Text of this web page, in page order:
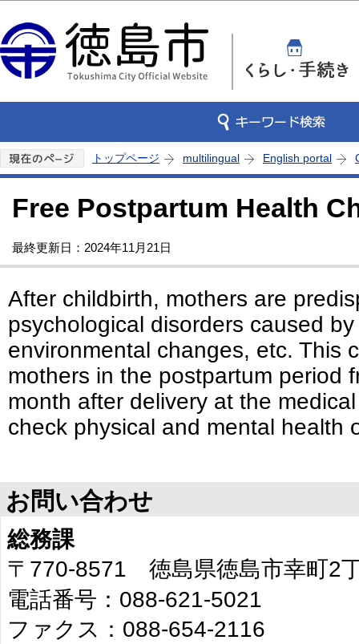
トップページ multilingual English portal
Free Postpartum Health
最終更新日：2024年11月21日
After childbirth, mothers are
psychological disorders caused
environmental changes, etc. This
mothers in the postpartum period
month after delivery at the
check physical and mental health
お問い合わせ
総務課
〒770-8571 徳島県徳島市幸町2
電話番号：088-621-5021
ファクス：088-654-2116